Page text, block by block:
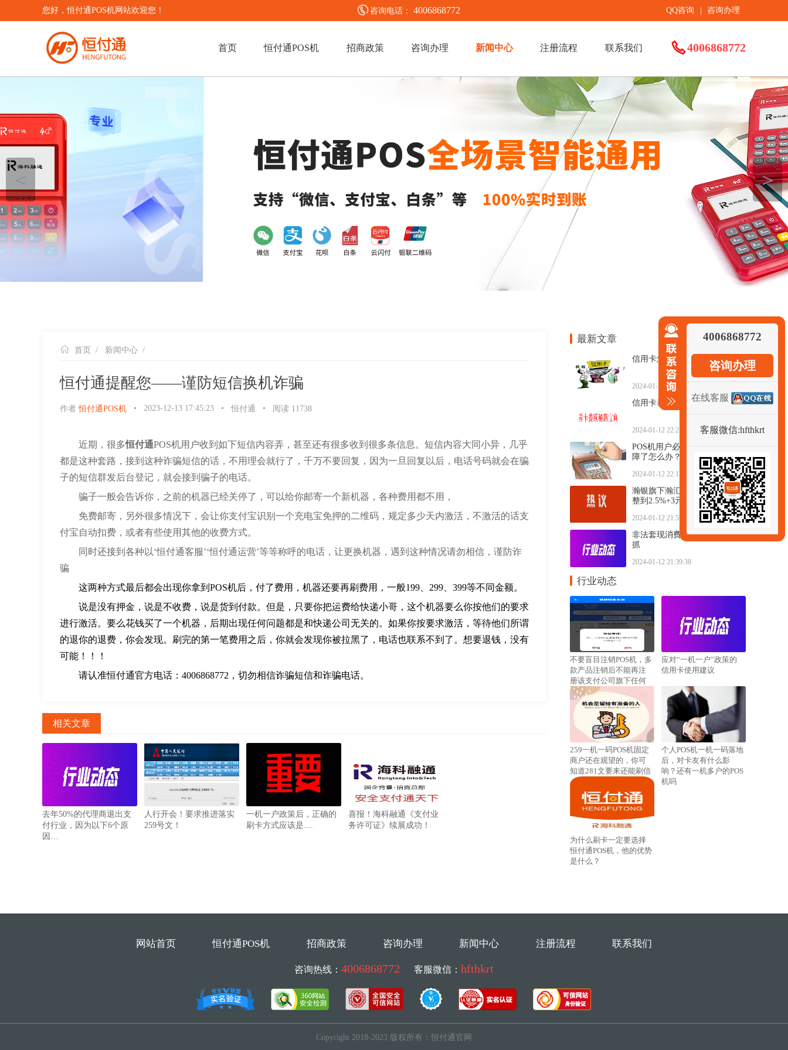
您好，恒付通POS机网站欢迎您！ 咨询电话： 4006868772 QQ咨询 咨询办理
首页 恒付通POS机 招商政策 咨询办理 新闻中心 注册流程 联系我们 4006868772
＜ ＞
首页 / 新闻中心 /
恒付通提醒您——谨防短信换机诈骗
作者恒付通POS机 • 2023-12-13 17:45:23 • 恒付通 • 阅读 11738
近期，很多恒付通POS机用户收到如下短信内容弄，甚至还有很多收到很多条信息。短信内容大同小异，几乎
都是这种套路，接到这种诈骗短信的话，不用理会就行了，千万不要回复，因为一旦回复以后，电话号码就会在骗
子的短信群发后台登记，就会接到骗子的电话。
骗子一般会告诉你，之前的机器已经关停了，可以给你邮寄一个新机器，各种费用都不用，
免费邮寄，另外很多情况下，会让你支付宝识别一个充电宝免押的二维码，规定多少天内激活，不激活的话支
付宝自动扣费，或者有些使用其他的收费方式。
同时还接到各种以‘恒付通客服’‘恒付通运营’等等称呼的电话，让更换机器，遇到这种情况请勿相信，谨防诈
骗
这两种方式最后都会出现你拿到POS机后，付了费用，机器还要再刷费用，一般199、299、399等不同金额。
说是没有押金，说是不收费，说是货到付款。但是，只要你把运费给快递小哥，这个机器要么你按他们的要求
进行激活。要么花钱买了一个机器，后期出现任何问题都是和快递公司无关的。如果你按要求激活，等待他们所谓
的退你的退费，你会发现。刷完的第一笔费用之后，你就会发现你被拉黑了，电话也联系不到了。想要退钱，没有
可能！！！
请认准恒付通官方电话：4006868772，切勿相信诈骗短信和诈骗电话。
相关文章
去年50%的代理商退出支
付行业，因为以下6个原
因…
人行开会！要求推进落实
259号文！
一机一户政策后，正确的
刷卡方式应该是....
喜报！海科融通《支付业
务许可证》续展成功！
最新文章
信用卡怎么使用提额更快？
2024-01-12 22:23:34
信用卡养卡提额秘籍宝典
2024-01-12 22:21:00
POS机用户必看！POS机出现故
障了怎么办？怎样解决
2024-01-12 22:17:46
瀚银旗下瀚汇通发公告费率调
整到2.5%+3元每笔
2024-01-12 21:57:57
非法套现消费贷70亿！30人被
抓
2024-01-12 21:39:38
行业动态
不要盲目注销POS机，多
款产品注销后不能再注
册该支付公司旗下任何
产品！
应对“一机一户”政策的
信用卡使用建议
259一机一码POS机固定
商户还在观望的，你可
知道281文要来还能刷信
用卡吗？
个人POS机一机一码落地
后，对卡友有什么影
响？还有一机多户的POS
机吗
为什么刷卡一定要选择
恒付通POS机，他的优势
是什么？
网站首页 恒付通POS机 招商政策 咨询办理 新闻中心 注册流程 联系我们
咨询热线： 4006868772 客服微信： hfthkrt
Copyright 2018-2023 版权所有：恒付通官网
4006868772
咨询办理
在线客服
客服微信:hfthkrt